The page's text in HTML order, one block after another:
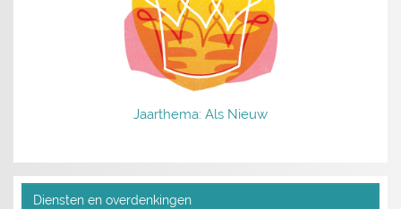
Jaarthema: Als Nieuw
Diensten en overdenkingen